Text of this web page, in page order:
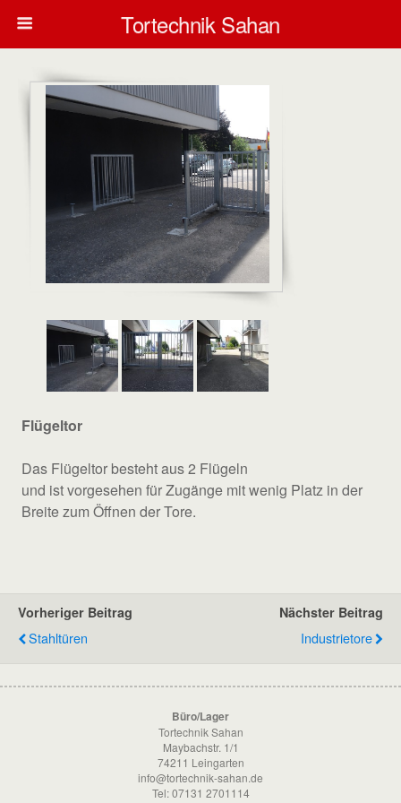
Tortechnik Sahan
Flügeltor
Das Flügeltor besteht aus 2 Flügeln
und ist vorgesehen für Zugänge mit wenig Platz in der
Breite zum Öffnen der Tore.
Vorheriger Beitrag
Stahltüren
Nächster Beitrag
Industrietore
Büro/Lager
Tortechnik Sahan
Maybachstr. 1/1
74211 Leingarten
info@tortechnik-sahan.de
Tel: 07131 2701114